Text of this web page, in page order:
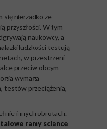
się nierzadko ze
przyszłości. W tym
naukowcy, a
ludzkości testują
w przestrzeni
przeciw obcym
wymaga
testów przeciążenia,
innych obrotach.
ramy science